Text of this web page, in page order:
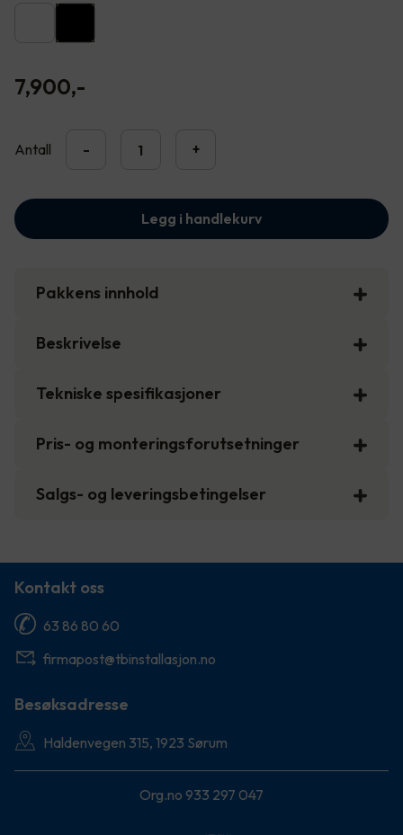
7,900,-
Antall - +
Legg i handlekurv
Pakkens innhold
Beskrivelse
Tekniske spesifikasjoner
Pris- og monteringsforutsetninger
Salgs- og leveringsbetingelser
Kontakt oss
63 86 80 60
firmapost@tbinstallasjon.no
Besøksadresse
Haldenvegen 315, 1923 Sørum
Org.no 933 297 047